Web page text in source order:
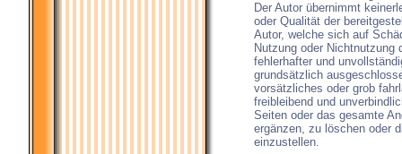
Der Autor übernimmt
oder Qualität der
Autor, welche sich auf
Nutzung oder Nichtnutzung
fehlerhafter und
grundsätzlich
vorsätzliches oder grob
freibleibend und
Seiten oder das gesamte
ergänzen, zu löschen oder
einzustellen.